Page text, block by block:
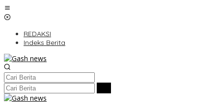
Lewati
ke
REDAKSI
Indeks Berita